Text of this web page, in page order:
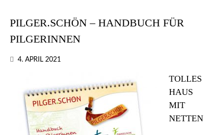
PILGER.SCHÖN – HANDBUCH FÜR
PILGERINNEN
4. APRIL 2021
TOLLES
HAUS
MIT
NETTEN